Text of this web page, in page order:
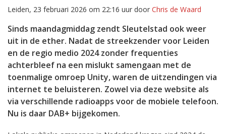
Leiden, 23 februari 2026 om 22:16 uur door Chris de Waard
Sinds maandagmiddag zendt Sleutelstad ook weer
uit in de ether. Nadat de streekzender voor Leiden
en de regio medio 2024 zonder frequenties
achterbleef na een mislukt samengaan met de
toenmalige omroep Unity, waren de uitzendingen via
internet te beluisteren. Zowel via deze website als
via verschillende radioapps voor de mobiele telefoon.
Nu is daar DAB+ bijgekomen.